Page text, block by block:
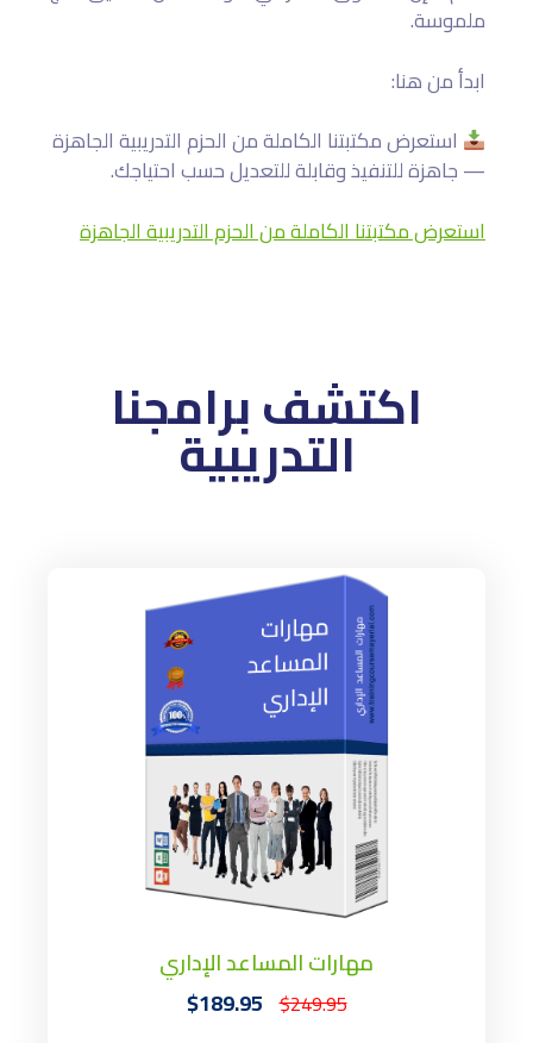
ملموسة.
ابدأ من هنا:
استعرض مكتبتنا الكاملة من الحزم التدريبية الجاهزة
— جاهزة للتنفيذ وقابلة للتعديل حسب احتياجك.
استعرض مكتبتنا الكاملة من الحزم التدريبية الجاهزة
اكتشف برامجنا
التدريبية
مهارات المساعد الإداري
$249.95
$189.95